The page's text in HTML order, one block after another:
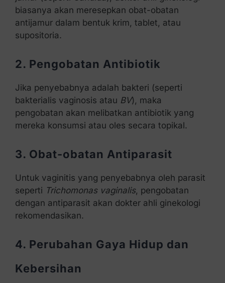
biasanya akan meresepkan obat-obatan
antijamur dalam bentuk krim, tablet, atau
supositoria.
2. Pengobatan Antibiotik
Jika penyebabnya adalah bakteri (seperti
bakterialis vaginosis atau BV), maka
pengobatan akan melibatkan antibiotik yang
mereka konsumsi atau oles secara topikal.
3. Obat-obatan Antiparasit
Untuk vaginitis yang penyebabnya oleh parasit
seperti Trichomonas vaginalis, pengobatan
dengan antiparasit akan dokter ahli ginekologi
rekomendasikan.
4. Perubahan Gaya Hidup dan
Kebersihan